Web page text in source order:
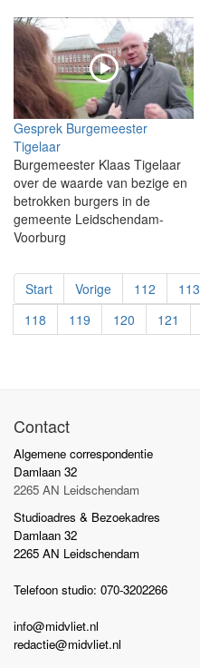
Gesprek Burgemeester
Tigelaar
Burgemeester Klaas Tigelaar
over de waarde van bezige en
betrokken burgers in de
gemeente Leidschendam-
Voorburg
Start Vorige 112 113
118
119 120 121
Contact
Algemene correspondentie
Damlaan 32
2265 AN Leidschendam
Studioadres & Bezoekadres
Damlaan 32
2265 AN Leidschendam
Telefoon studio: 070-3202266
info@midvliet.nl
redactie@midvliet.nl